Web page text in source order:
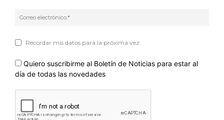
Recordar mis datos para la próxima vez
Quiero suscribirme al Boletín de Noticias para estar al
día de todas las novedades